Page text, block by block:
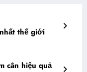
thế giới
cân hiệu quả